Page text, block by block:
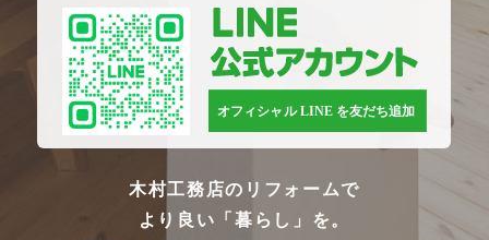
木村工務店のリフォームで
より良い「暮らし」を。